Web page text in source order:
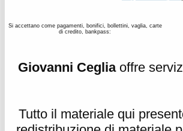
Si accettano come pagamenti, bonifici, bollettini, vaglia, carte
di credito, bankpass:
Giovanni Cegliaoffre
Tutto il materiale qui